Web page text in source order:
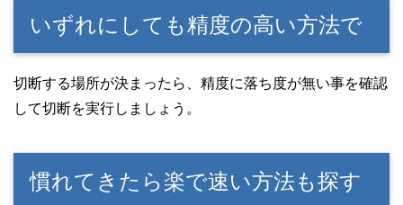
いずれにしても精度の高い方法で
切断する場所が決まったら、精度に落ち度が無い事を確認
して切断を実行しましょう。
慣れてきたら楽で速い方法も探す